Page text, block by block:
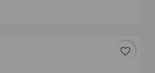
favorite_border